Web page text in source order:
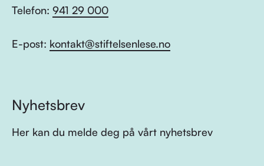
Telefon: 941 29 000
E-post: kontakt@stiftelsenlese.no
Nyhetsbrev
Her kan du melde deg på vårt nyhetsbrev